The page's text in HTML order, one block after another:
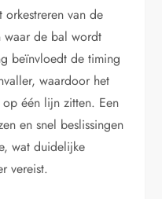
orkestreren van de
waar de bal wordt
beïnvloedt de timing
waardoor het
één lijn zitten. Een
en snel beslissingen
wat duidelijke
vereist.